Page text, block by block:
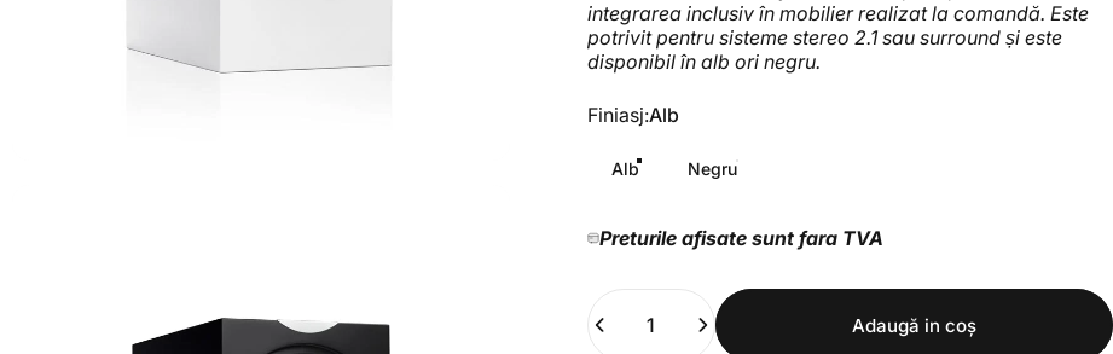
integrarea inclusiv în mobilier realizat la comandă. Este
potrivit pentru sisteme stereo 2.1 sau surround și este
disponibil în alb ori negru.
Finiasj
Finiasj:Alb
Alb Negru
Preturile afisate sunt fara TVA
Cantitate
Adaugă in coş